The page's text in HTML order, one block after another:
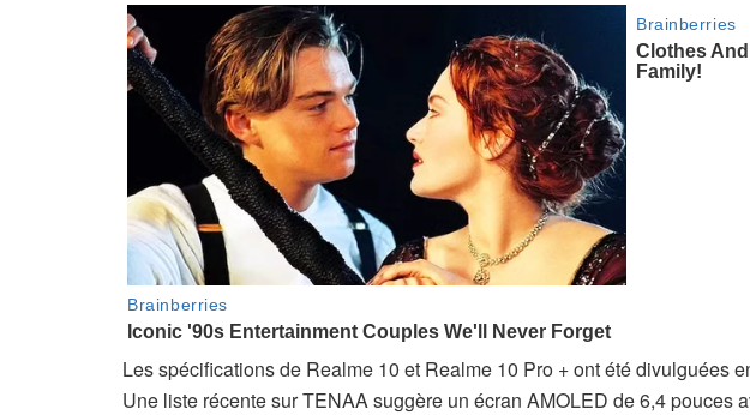
Les spécifications de Realme 10 et Realme 10 Pro + ont été divulguées
Une liste récente sur TENAA suggère un écran AMOLED de 6,4 pouces